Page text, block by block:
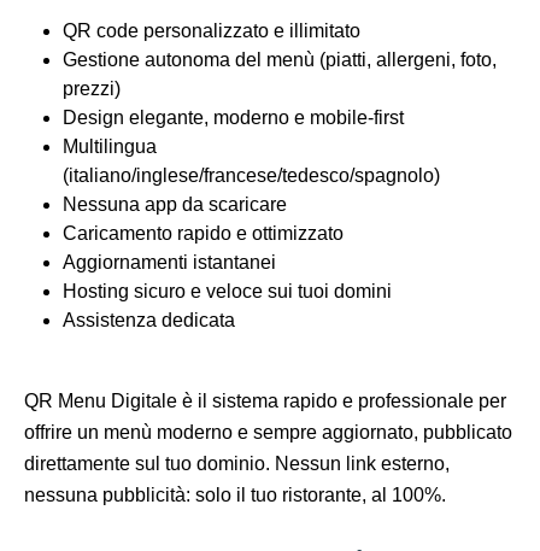
QR code personalizzato e illimitato
Gestione autonoma del menù (piatti, allergeni, foto,
prezzi)
Design elegante, moderno e mobile-first
Multilingua
(italiano/inglese/francese/tedesco/spagnolo)
Nessuna app da scaricare
Caricamento rapido e ottimizzato
Aggiornamenti istantanei
Hosting sicuro e veloce sui tuoi domini
Assistenza dedicata
QR Menu Digitale è il sistema rapido e professionale per
offrire un menù moderno e sempre aggiornato, pubblicato
direttamente sul tuo dominio. Nessun link esterno,
nessuna pubblicità: solo il tuo ristorante, al 100%.